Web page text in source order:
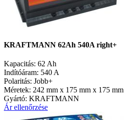
KRAFTMANN 62Ah 540A right+
Kapacitás: 62 Ah
Indítóáram: 540 A
Polaritás: Jobb+
Méretek: 242 mm x 175 mm x 175 mm
Gyártó: KRAFTMANN
Ár ellenőrzése